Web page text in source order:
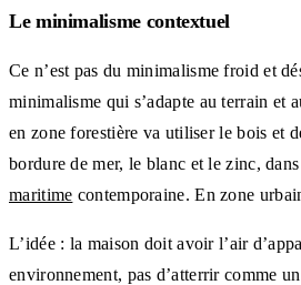
Le minimalisme contextuel
Ce n’est pas du minimalisme froid et
minimalisme qui s’adapte au terrain et
en zone forestière va utiliser le bois et
bordure de mer, le blanc et le zinc,
maritime contemporaine. En zone
L’idée : la maison doit avoir l’air
environnement, pas d’atterrir comme